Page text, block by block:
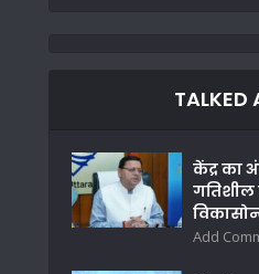
TALKED
केंद्र का
गतिशील
Add